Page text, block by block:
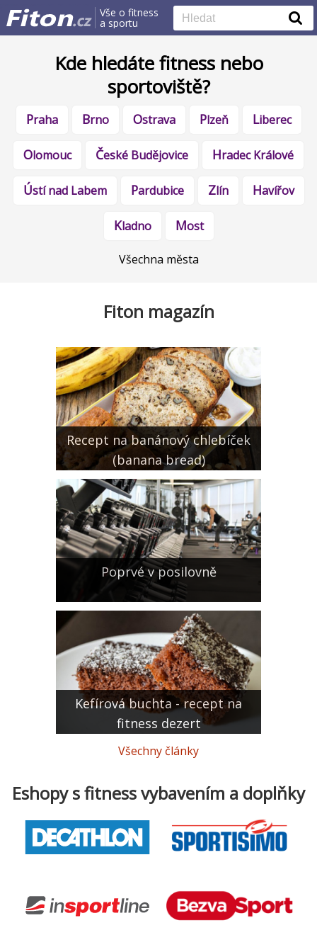
Vše o fitness
a sportu
Kde hledáte fitness nebo
sportoviště?
Praha Brno Ostrava Plzeň Liberec
Olomouc České Budějovice Hradec Králové
Ústí nad Labem Pardubice Zlín Havířov
Kladno Most
Všechna města
Fiton magazín
Recept na banánový chlebíček
(banana bread)
Poprvé v posilovně
Kefírová buchta - recept na
fitness dezert
Všechny články
Eshopy s fitness vybavením a doplňky